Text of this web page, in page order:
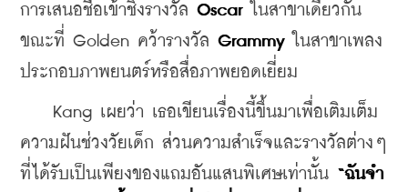
การเสนอชื่อเข้าชิงรางวัล Oscar ในสาขาเดียวกัน
ขณะที่ Golden คว้ารางวัล Grammy
ในสาขาเพลง
ประกอบภาพยนตร์หรือสื่อภาพยอดเยี่ยม
Kang เผยว่า เธอเขียนเรื่องนี้ขึ้นมาเพื่อเติมเต็ม
ความฝันช่วงวัยเด็ก ส่วนความสำเร็จและรางวัลต่างๆ
ที่ได้รับเป็นเพียงของแถมอันแสนพิเศษเท่านั้น “ฉันจำ